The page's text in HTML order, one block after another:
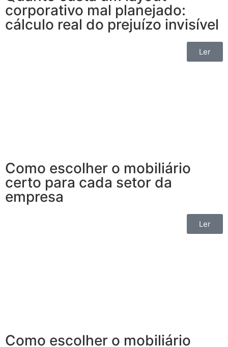
corporativo mal planejado:
cálculo real do prejuízo invisível
Ler
Como escolher o mobiliário
certo para cada setor da
empresa
Ler
Como escolher o mobiliário